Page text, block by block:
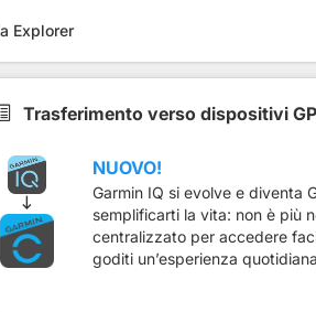
Explorer
/ Parola chiave: 11128503
Trasferimento verso dispositivi
NUOVO!
Garmin IQ si evolve e diventa
semplificarti la vita: non è più
centralizzato per accedere
goditi un’esperienza